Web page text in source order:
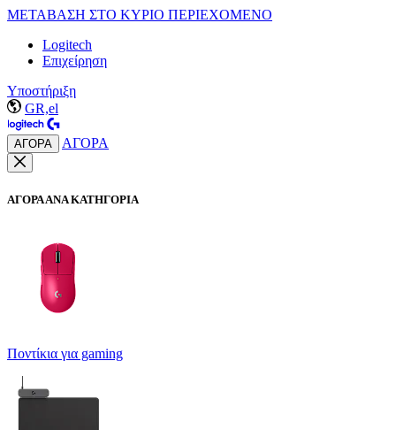
ΜΕΤΑΒΑΣΗ ΣΤΟ ΚΥΡΙΟ ΠΕΡΙΕΧΟΜΕΝΟ
Logitech
Επιχείρηση
Υποστήριξη
GR,el
ΑΓΟΡΑ ΑΓΟΡΑ
ΑΓΟΡΑ ΑΝΑ ΚΑΤΗΓΟΡΙΑ
Ποντίκια για gaming